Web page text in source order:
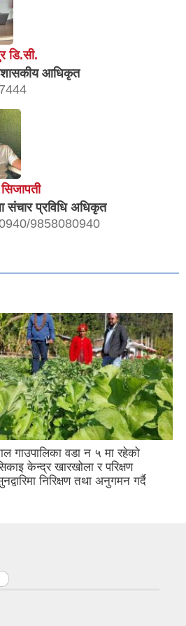
डि.सी.
आधिकृत
संचार प्रविधि अधिकृत
9858080940
गाउपालिका वडा न ५ मा रहेको
केन्द्र खारखोला र परिक्षण
निरिक्षण तथा अनुगमन गर्दै